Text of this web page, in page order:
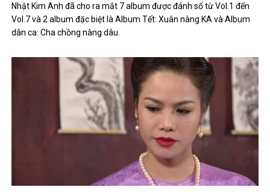
Nhật Kim Anh đã cho ra mắt 7 album được đánh số từ Vol.1 đến
Vol.7 và 2 album đặc biệt là Album Tết: Xuân nàng KA và Album
dân ca: Cha chồng nàng dâu.